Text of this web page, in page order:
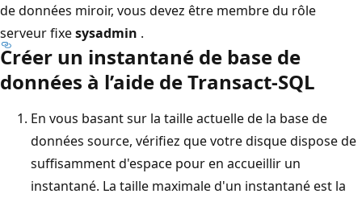
de données miroir, vous devez être membre du rôle
serveur fixesysadmin .
Créer un instantané de base de
données à l’aide de Transact-SQL
En vous basant sur la taille actuelle de la base de
données source, vérifiez que votre disque dispose de
suffisamment d'espace pour en accueillir un
instantané. La taille maximale d'un instantané est la